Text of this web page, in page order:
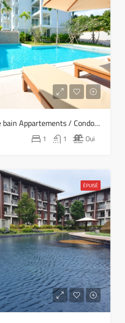
1 Chambre 1 Salle de bain Appartements / Condos A vendre dans Choeng Mon – HS0769
1 1 Oui
ÉPUISÉ